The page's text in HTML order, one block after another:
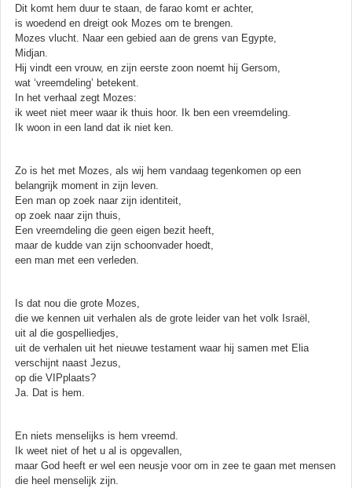
Dit komt hem duur te staan, de farao komt er achter,
is woedend en dreigt ook Mozes om te brengen.
Mozes vlucht. Naar een gebied aan de grens van Egypte,
Midjan.
Hij vindt een vrouw, en zijn eerste zoon noemt hij Gersom,
wat ‘vreemdeling’ betekent.
In het verhaal zegt Mozes:
ik weet niet meer waar ik thuis hoor. Ik ben een vreemdeling.
Ik woon in een land dat ik niet ken.
Zo is het met Mozes, als wij hem vandaag tegenkomen op een
belangrijk moment in zijn leven.
Een man op zoek naar zijn identiteit,
op zoek naar zijn thuis,
Een vreemdeling die geen eigen bezit heeft,
maar de kudde van zijn schoonvader hoedt,
een man met een verleden.
Is dat nou die grote Mozes,
die we kennen uit verhalen als de grote leider van het volk Israël,
uit al die gospelliedjes,
uit de verhalen uit het nieuwe testament waar hij samen met Elia
verschijnt naast Jezus,
op die VIPplaats?
Ja. Dat is hem.
En niets menselijks is hem vreemd.
Ik weet niet of het u al is opgevallen,
maar God heeft er wel een neusje voor om in zee te gaan met mensen
die heel menselijk zijn.